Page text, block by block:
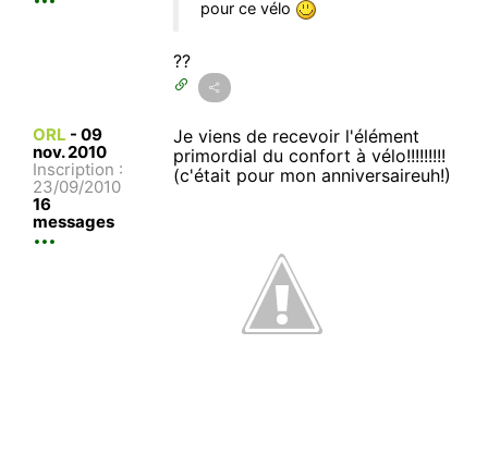
pour ce vélo
??
ORL - 09
nov. 2010
Inscription :
23/09/2010
16
messages
Je viens de recevoir l'élément
primordial du confort à vélo!!!!!!!!!
(c'était pour mon anniversaireuh!)